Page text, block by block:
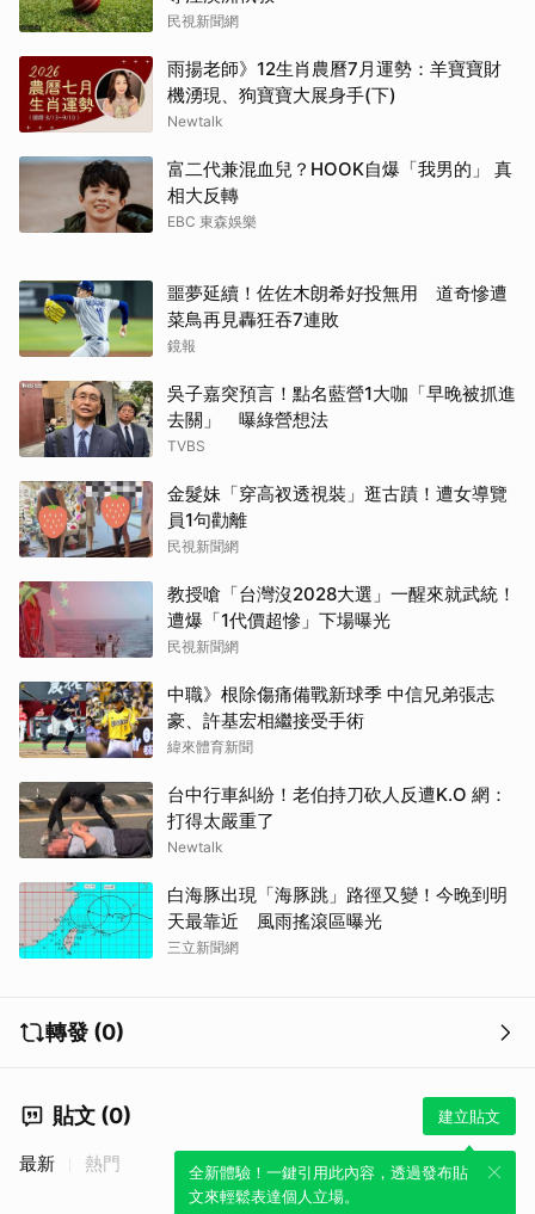
民視新聞網
雨揚老師》12生肖農曆7月運勢：羊寶寶財
機湧現、狗寶寶大展身手(下)
Newtalk
富二代兼混血兒？HOOK自爆「我男的」 真
相大反轉
EBC 東森娛樂
噩夢延續！佐佐木朗希好投無用 道奇慘遭
菜鳥再見轟狂吞7連敗
鏡報
吳子嘉突預言！點名藍營1大咖「早晚被抓進
去關」 曝綠營想法
TVBS
金髮妹「穿高衩透視裝」逛古蹟！遭女導覽
員1句勸離
民視新聞網
教授嗆「台灣沒2028大選」一醒來就武統！
遭爆「1代價超慘」下場曝光
民視新聞網
中職》根除傷痛備戰新球季 中信兄弟張志
豪、許基宏相繼接受手術
緯來體育新聞
台中行車糾紛！老伯持刀砍人反遭K.O 網：
打得太嚴重了
Newtalk
白海豚出現「海豚跳」路徑又變！今晚到明
天最靠近 風雨搖滾區曝光
三立新聞網
轉發 (0)
貼文 (0) 建立貼文
全新體驗！一鍵引用此內容，透過發布貼
文來輕鬆表達個人立場。
最新 熱門